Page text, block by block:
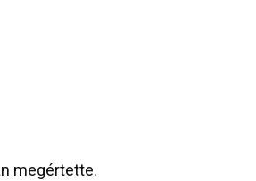
megértette.